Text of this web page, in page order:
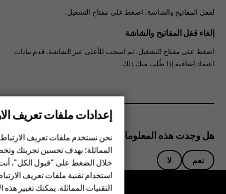
الهواتف الذكية
الهواتف المميزة
الأكسسوارات
لقفل المفاتيح والشاشة، اضغط على مفتاح التشغيل.
إلغاء قفل المفاتيح والشاشة
اضغط على مفتاح التشغيل، ثم اسحب للأعلى عبر الشاشة. قدم بيانات
اعتماد إضافية إذا طُلب منك ذلك.
هل وجدت هذه المعلومات مفيدة؟
نعم لا
إعدادات ملفات تعريف
نحن نستخدم ملفات تعريف
المماثلة؛ بهدف تحسين تجربتك
خلال الضغط على "قبول الكل"،
استخدام تقنية ملفات تعريف
التقنيات المماثلة. يمكنك تغيير